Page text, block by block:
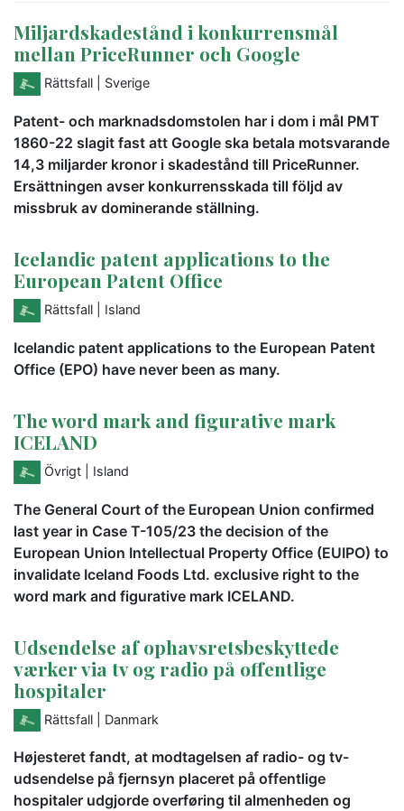
Miljardskadestånd i konkurrensmål
mellan PriceRunner och Google
Rättsfall | Sverige
Patent- och marknadsdomstolen har i dom i mål PMT
1860-22 slagit fast att Google ska betala motsvarande
14,3 miljarder kronor i skadestånd till PriceRunner.
Ersättningen avser konkurrensskada till följd av
missbruk av dominerande ställning.
Icelandic patent applications to the
European Patent Office
Rättsfall | Island
Icelandic patent applications to the European Patent
Office (EPO) have never been as many.
The word mark and figurative mark
ICELAND
Övrigt | Island
The General Court of the European Union confirmed
last year in Case T-105/23 the decision of the
European Union Intellectual Property Office (EUIPO) to
invalidate Iceland Foods Ltd. exclusive right to the
word mark and figurative mark ICELAND.
Udsendelse af ophavsretsbeskyttede
værker via tv og radio på offentlige
hospitaler
Rättsfall | Danmark
Højesteret fandt, at modtagelsen af radio- og tv-
udsendelse på fjernsyn placeret på offentlige
hospitaler udgjorde overføring til almenheden og